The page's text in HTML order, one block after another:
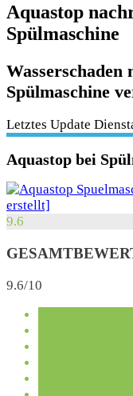
Aquastop
Spülmaschine
Wasserschaden
Spülmaschine
Letztes Update
Aquastop bei
9.6
9.6/10